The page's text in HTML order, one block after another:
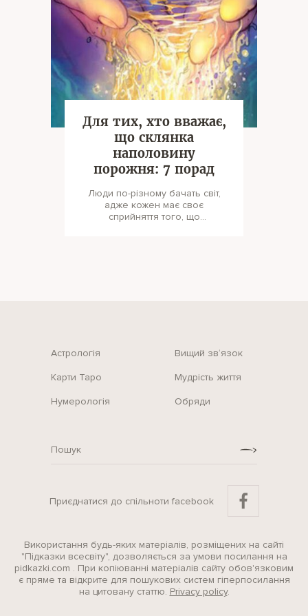
Для тих, хто вважає,
що склянка
наполовину
порожня: 7 порад
Люди по-різному бачать світ,
адже кожен має своє
сприйняття того, що
Астрологія Вищий зв‘язок
Карти Таро Мудрість життя
Нумерологія Обряди
Приєднатися до спільноти facebook
Використання будь-яких матеріалів, розміщених на сайті
"Підказки всесвіту", дозволяється за умови посилання на
pidkazki.com . При копіюванні матеріалів сайту обов'язковим
є пряме та відкрите для пошукових систем гіперпосилання
на цитовану статтю. Privacy policy.